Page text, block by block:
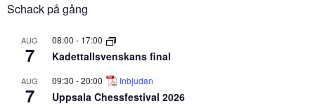
Schack på gång
AUG
7
08:00 - 17:00
Kadettallsvenskans final
AUG
7
09:30 -20:00 Inbjudan
Uppsala Chessfestival 2026